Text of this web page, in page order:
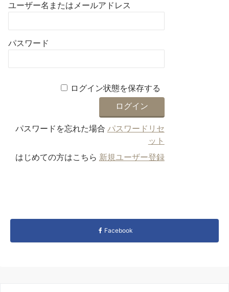
ユーザー名またはメールアドレス
パスワード
ログイン状態を保存する
パスワードを忘れた場合 パスワードリセ
ット
はじめての方はこちら 新規ユーザー登録
Facebook